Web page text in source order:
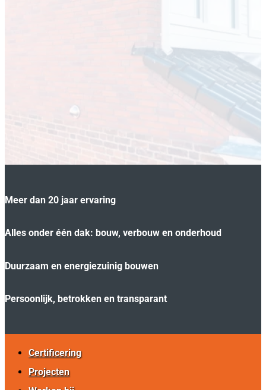
Meer dan 20 jaar ervaring
Alles onder één dak: bouw, verbouw en onderhoud
Duurzaam en energiezuinig bouwen
Persoonlijk, betrokken en transparant
Certificering
Projecten